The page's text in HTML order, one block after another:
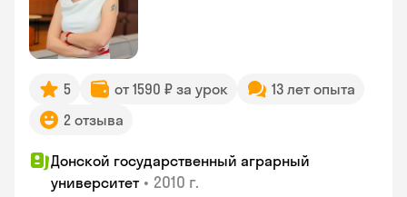
5 от 1590 ₽ за урок
13 лет опыта
2 отзыва
Донской государственный аграрный
университет • 2010 г.